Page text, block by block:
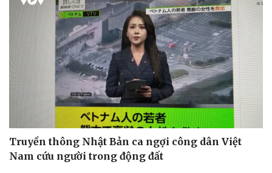
Truyền thông Nhật Bản ca ngợi công dân Việt
Nam cứu người trong động đất